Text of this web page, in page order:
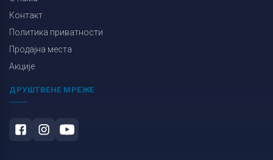
Контакт
Политика приватности
Продајна места
Акције
ДРУШТВЕНЕ МРЕЖЕ